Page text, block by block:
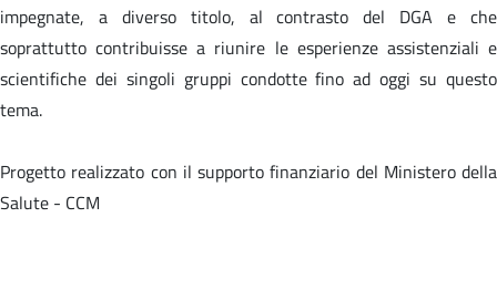
impegnate, a diverso titolo, al contrasto del DGA e che
soprattutto contribuisse a riunire le esperienze assistenziali e
scientifiche dei singoli gruppi condotte fino ad oggi su questo
tema.
Progetto realizzato con il supporto finanziario del Ministero della
Salute - CCM